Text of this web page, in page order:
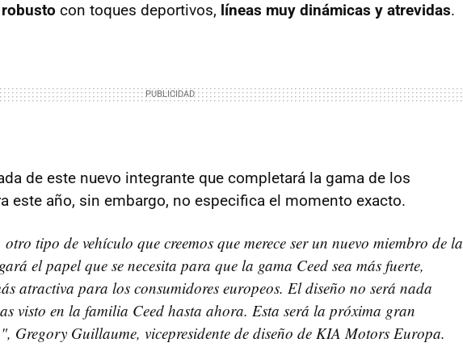
con toques deportivos, líneas muy dinámicas y atrevidas.
de este nuevo integrante que completará la gama de los
este año, sin embargo, no especifica el momento exacto.
tipo de vehículo que creemos que merece ser un nuevo miembro de la
el papel que se necesita para que la gama Ceed sea más fuerte,
atractiva para los consumidores europeos. El diseño no será nada
visto en la familia Ceed hasta ahora. Esta será la próxima gran
Gregory Guillaume, vicepresidente de diseño de KIA Motors Europa.